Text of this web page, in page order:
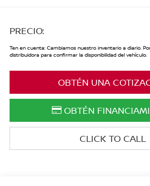
PRECIO:
Ten en cuenta: Cambiamos nuestro inventario a diario.
distribuidora para confirmar la disponibilidad del vehículo.
OBTÉN UNA
OBTÉN
CLICK TO CALL